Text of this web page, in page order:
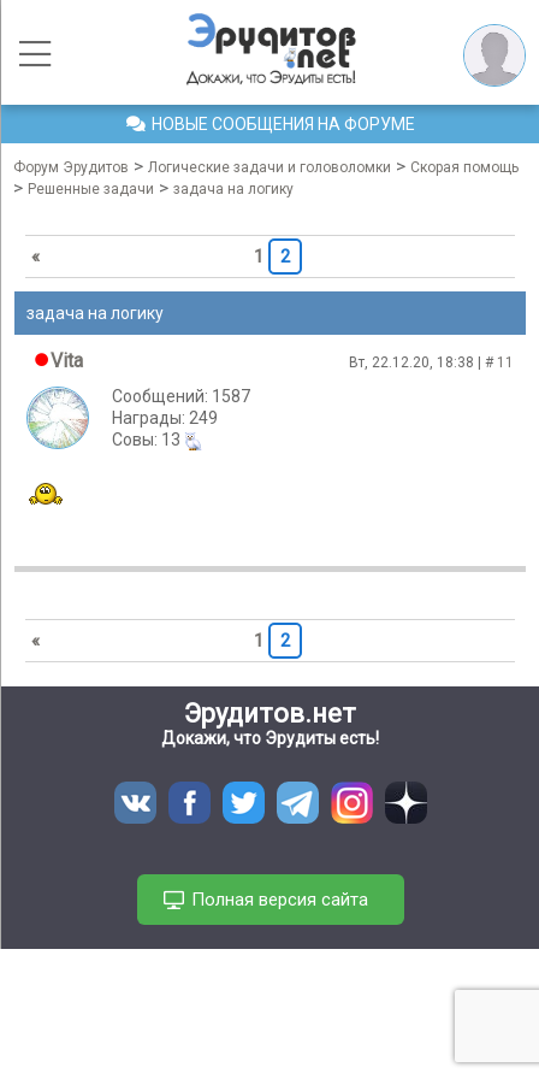
НОВЫЕ СООБЩЕНИЯ НА ФОРУМЕ
Форум Эрудитов > Логические задачи и головоломки > Скорая помощь
> Решенные задачи > задача на логику
« 1 2
задача на логику
Vita Вт, 22.12.20, 18:38 | # 11
Сообщений: 1587
Награды: 249
Cовы: 13
« 1 2
Эрудитов.нет
Докажи, что Эрудиты есть!
Полная версия сайта